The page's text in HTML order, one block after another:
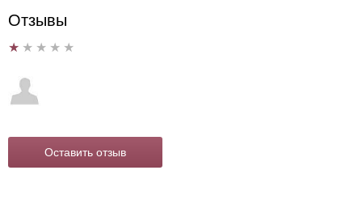
Отзывы
Оставить отзыв